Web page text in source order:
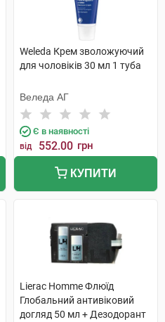
Weleda Крем зволожуючий
для чоловіків 30 мл 1 туба
Веледа АГ
Є в наявності
від 552.00 грн
КУПИТИ
Lierac Homme Флюїд
Глобальний антивіковий
догляд 50 мл + Дезодорант